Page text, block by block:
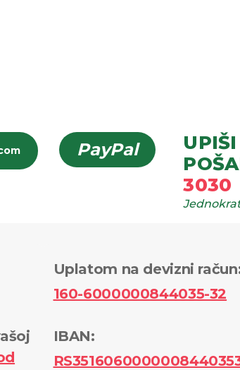
PayPal UPIŠI
3030
Uplatom na devizni račun
160-6000000844035-32
IBAN: